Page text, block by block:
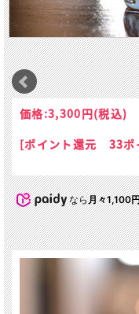
価格:3,300円(税込)
[ポイント還元 33ポ
なら月々1,100